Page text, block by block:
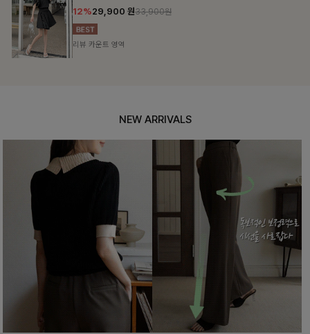
12%29,900 원33,900원
리뷰 카운트 영역
NEW ARRIVALS